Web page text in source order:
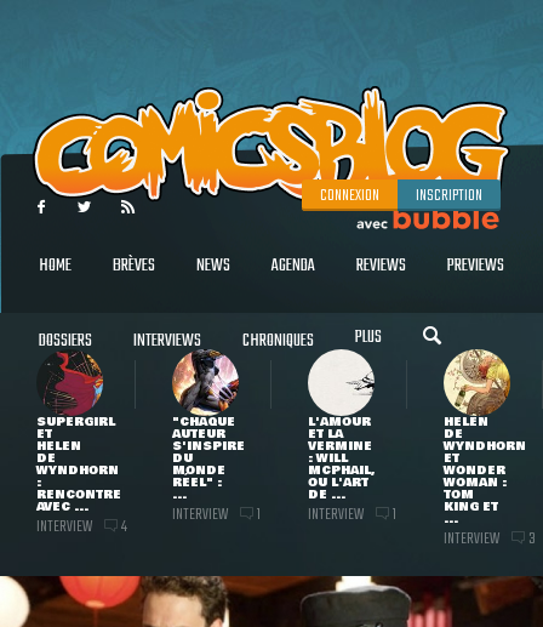
CONNEXION INSCRIPTION
HOME BRÈVES NEWS AGENDA REVIEWS PREVIEWS
DOSSIERS INTERVIEWS CHRONIQUES PLUS
SUPERGIRL
ET
HELEN
DE
WYNDHORN
:
RENCONTRE
AVEC ...
INTERVIEW 4
"CHAQUE
AUTEUR
S'INSPIRE
DU
MONDE
RÉEL" :
...
INTERVIEW 1
L'AMOUR
ET LA
VERMINE
: WILL
MCPHAIL,
OU L'ART
DE ...
INTERVIEW 1
HELEN
DE
WYNDHORN
ET
WONDER
WOMAN :
TOM
KING ET
...
INTERVIEW 3